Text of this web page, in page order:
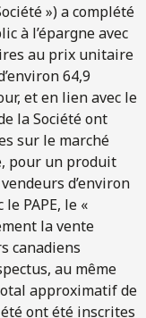
») a complété
à l’épargne avec
au prix unitaire
64,9
et en lien avec le
la Société ont
sur le marché
pour un produit
d’environ
PAPE, le «
la vente
canadiens
au même
approximatif de
ont été inscrites